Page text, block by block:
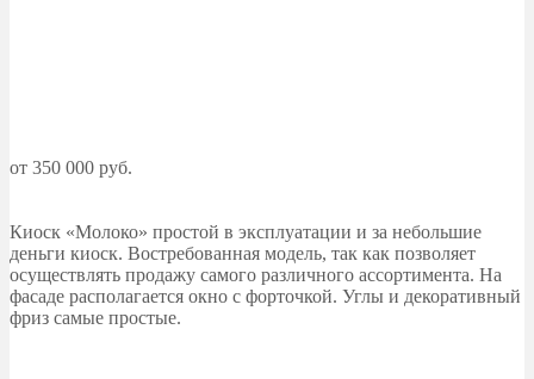
от 350 000 руб.
Киоск «Молоко» простой в эксплуатации и за небольшие
деньги киоск. Востребованная модель, так как позволяет
осуществлять продажу самого различного ассортимента. На
фасаде располагается окно с форточкой. Углы и декоративный
фриз самые простые.